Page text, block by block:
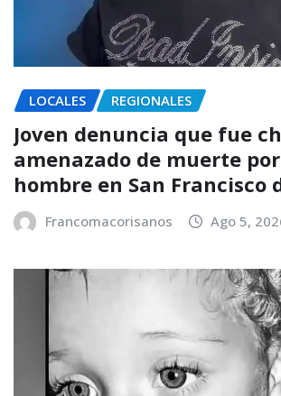
LOCALES REGIONALES
Joven denuncia que fue
amenazado de muerte
hombre en San Francisco
Francomacorisanos Ago 5,